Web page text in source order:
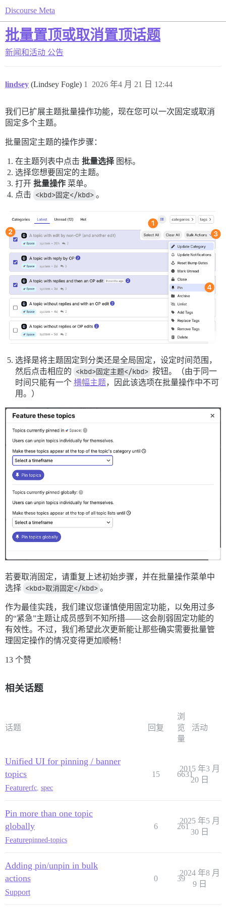
Discourse Meta
批量置顶或取消置顶话题
新闻和活动 公告
lindsey (Lindsey Fogle) 2026 年4 月 21 日 12:44
1
我们已扩展主题批量操作功能，现在您可以一次固定或取消
固定多个主题。
批量固定主题的操作步骤：
在主题列表中点击 批量选择图标。
选择您想要固定的主题。
打开 批量操作 菜单。
点击 <kbd>固定</kbd> 。
选择是将主题固定到分类还是全局固定，设定时间范围，
然后点击相应的 <kbd>固定主题</kbd> 按钮。（由于同一
时间只能有一个 横幅主题，因此该选项在批量操作中不可
用。）
若要取消固定，请重复上述初始步骤，并在批量操作菜单中
选择 <kbd>取消固定</kbd> 。
作为最佳实践，我们建议您谨慎使用固定功能，以免用过多
的“紧急”主题让成员感到不知所措——这会削弱固定功能的
有效性。不过，我们希望此次更新能让那些确实需要批量管
理固定操作的情况变得更加顺畅！
13 个赞
相关话题
话题 回复
浏
览
量
活动
Unified UI for pinning / banner
topics
Featurerfc, spec
15 6631
2015 年3 月
20 日
Pin more than one topic
globally
Featurepinned-topics
6 261
2025 年5 月
30 日
Adding pin/unpin in bulk
actions
Support
0 39
2024 年8 月
9 日